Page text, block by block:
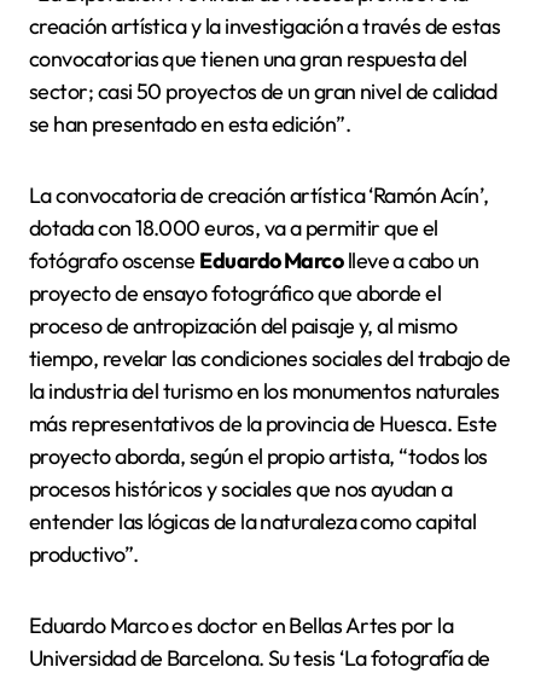
creación artística y la investigación a través de estas
convocatorias que tienen una gran respuesta del
sector; casi 50 proyectos de un gran nivel de calidad
se han presentado en esta edición”.
La convocatoria de creación artística ‘Ramón Acín’,
dotada con 18.000 euros, va a permitir que el
fotógrafo oscense Eduardo Marcolleve a cabo un
proyecto de ensayo fotográfico que aborde el
proceso de antropización del paisaje y, al mismo
tiempo, revelar las condiciones sociales del trabajo de
la industria del turismo en los monumentos naturales
más representativos de la provincia de Huesca. Este
proyecto aborda, según el propio artista, “todos los
procesos históricos y sociales que nos ayudan a
entender las lógicas de la naturaleza como capital
productivo”.
Eduardo Marco es doctor en Bellas Artes por la
Universidad de Barcelona. Su tesis ‘La fotografía de